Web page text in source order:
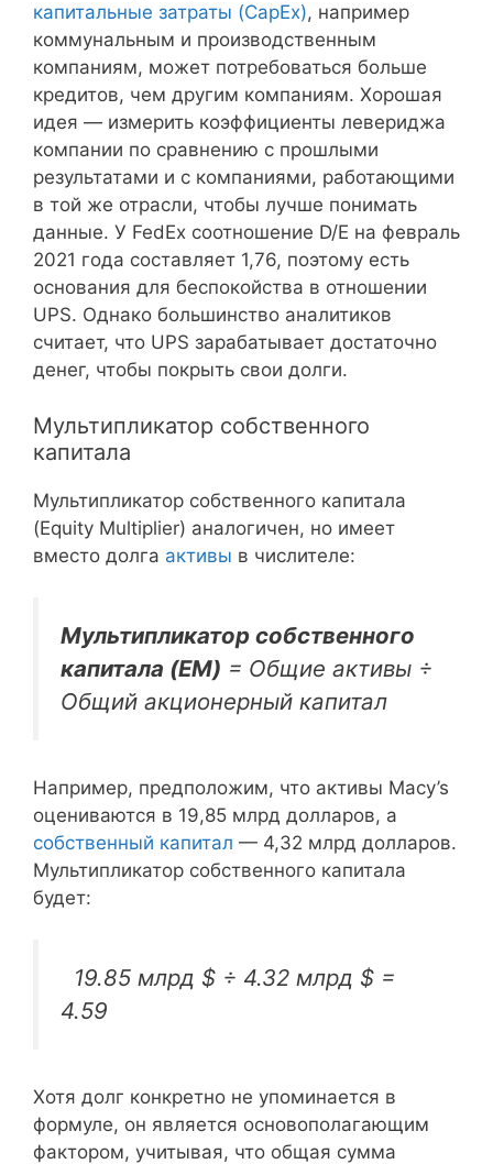
капитальные затраты (CapEx), например
коммунальным и производственным
компаниям, может потребоваться больше
кредитов, чем другим компаниям. Хорошая
идея — измерить коэффициенты левериджа
компании по сравнению с прошлыми
результатами и с компаниями, работающими
в той же отрасли, чтобы лучше понимать
данные. У FedEx соотношение D/E на февраль
2021 года составляет 1,76, поэтому есть
основания для беспокойства в отношении
UPS. Однако большинство аналитиков
считает, что UPS зарабатывает достаточно
денег, чтобы покрыть свои долги.
Мультипликатор собственного
капитала
Мультипликатор собственного капитала
(Equity Multiplier) аналогичен, но имеет
вместо долга активы в числителе:
Мультипликатор собственного
капитала (EM) = Общие активы ÷
Общий акционерный капитал
Например, предположим, что активы Macy’s
оцениваются в 19,85 млрд долларов, а
собственный капитал — 4,32 млрд долларов.
Мультипликатор собственного капитала
будет:
19.85 млрд $ ÷ 4.32 млрд $ =
4.59
Хотя долг конкретно не упоминается в
формуле, он является основополагающим
фактором, учитывая, что общая сумма